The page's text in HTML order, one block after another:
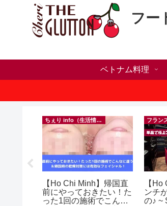
フー
ベトナム料理
ちぇり info（生活情報）
【Ho Chi Minh】帰国直
前にやっておきたい！た
った1回の施術でこんな
フラン
【
ンチ
の♪ ~